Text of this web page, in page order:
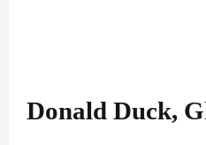
Donald Duck,